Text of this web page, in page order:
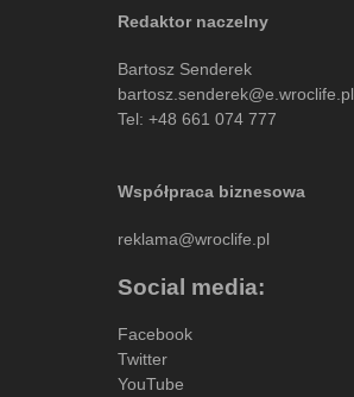
Redaktor naczelny
Bartosz Senderek
bartosz.senderek@e.wroclife.pl
Tel: +48 661 074 777
Współpraca biznesowa
reklama@wroclife.pl
Social media:
Facebook
Twitter
YouTube